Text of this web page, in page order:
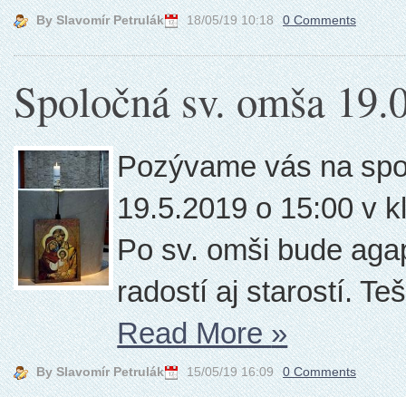
By Slavomír Petrulák 18/05/19 10:18 0 Comments
Spoločná sv. omša
Pozývame vás na
19.5.2019 o 15:00 v
Po sv. omši bude
radostí aj starostí.
Read More»
By Slavomír Petrulák 15/05/19 16:09 0 Comments